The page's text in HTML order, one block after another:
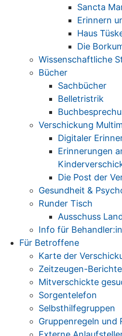
Sancta
Erinnern
Haus
Die
Wissenschaftliche
Bücher
Sachbücher
Belletristrik
Verschickung
Digitaler
Erinnerungen
Die Post der
Gesundheit &
Runder Tisch
Ausschuss
Info für
Für Betroffene
Karte der
Zeitzeugen-Berichte
Mitverschickte
Sorgentelefon
Selbsthilfegruppen
Gruppenregeln und